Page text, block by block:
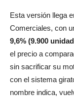
Esta versión llega
Comerciales, con
9,6% (9.900
el precio a
sin sacrificar su
con el sistema
nombre indica,